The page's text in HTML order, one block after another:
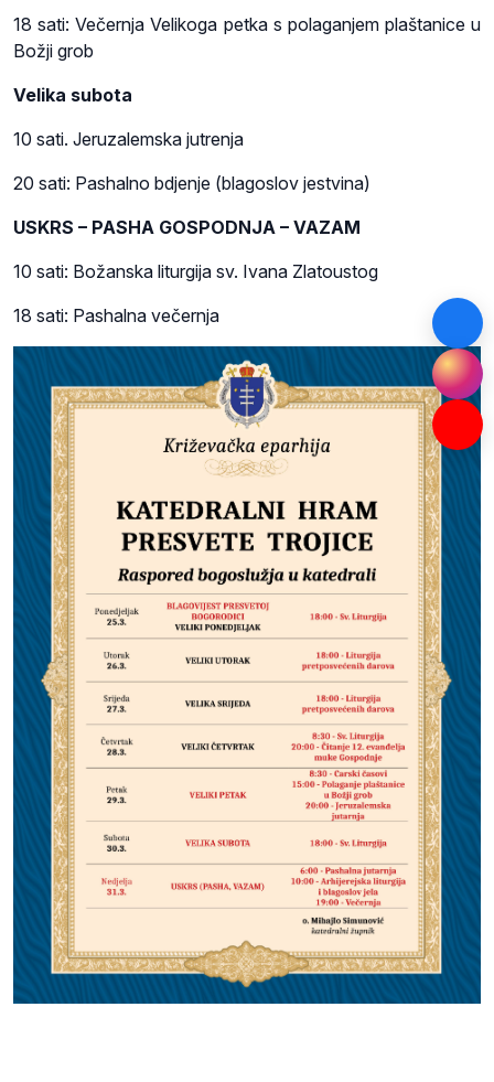
18 sati: Večernja Velikoga petka s polaganjem plaštanice u
Božji grob
Velika subota
10 sati. Jeruzalemska jutrenja
20 sati: Pashalno bdjenje (blagoslov jestvina)
USKRS – PASHA GOSPODNJA – VAZAM
10 sati: Božanska liturgija sv. Ivana Zlatoustog
18 sati: Pashalna večernja